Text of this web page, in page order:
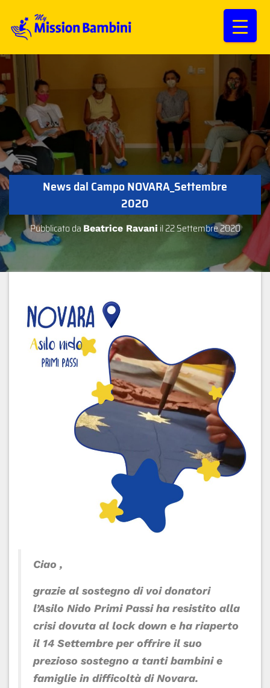
News dal Campo NOVARA_Settembre
2020
Pubblicato da Beatrice Ravani il22 Settembre 2020
Ciao ,
grazie al sostegno di voi donatori
l’Asilo Nido Primi Passi ha resistito alla
crisi dovuta al lock down e ha riaperto
il 14 Settembre per offrire il suo
prezioso sostegno a tanti bambini e
famiglie in difficoltà di Novara.